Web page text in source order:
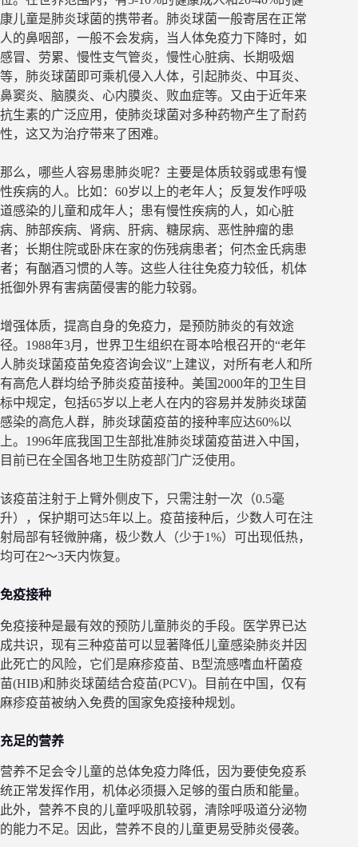
康儿童是肺炎球菌的携带者。肺炎球菌一般寄居在正常
人的鼻咽部，一般不会发病，当人体免疫力下降时，如
感冒、劳累、慢性支气管炎，慢性心脏病、长期吸烟
等，肺炎球菌即可乘机侵入人体，引起肺炎、中耳炎、
鼻窦炎、脑膜炎、心内膜炎、败血症等。又由于近年来
抗生素的广泛应用，使肺炎球菌对多种药物产生了耐药
性，这又为治疗带来了困难。
那么，哪些人容易患肺炎呢？主要是体质较弱或患有慢
性疾病的人。比如：60岁以上的老年人；反复发作呼吸
道感染的儿童和成年人；患有慢性疾病的人，如心脏
病、肺部疾病、肾病、肝病、糖尿病、恶性肿瘤的患
者；长期住院或卧床在家的伤残病患者；何杰金氏病患
者；有酗酒习惯的人等。这些人往往免疫力较低，机体
抵御外界有害病菌侵害的能力较弱。
增强体质，提高自身的免疫力，是预防肺炎的有效途
径。1988年3月，世界卫生组织在哥本哈根召开的“老年
人肺炎球菌疫苗免疫咨询会议”上建议，对所有老人和所
有高危人群均给予肺炎疫苗接种。美国2000年的卫生目
标中规定，包括65岁以上老人在内的容易并发肺炎球菌
感染的高危人群，肺炎球菌疫苗的接种率应达60%以
上。1996年底我国卫生部批准肺炎球菌疫苗进入中国，
目前已在全国各地卫生防疫部门广泛使用。
该疫苗注射于上臂外侧皮下，只需注射一次（0.5毫
升），保护期可达5年以上。疫苗接种后，少数人可在注
射局部有轻微肿痛，极少数人（少于1%）可出现低热，
均可在2～3天内恢复。
免疫接种
免疫接种是最有效的预防儿童肺炎的手段。医学界已达
成共识，现有三种疫苗可以显著降低儿童感染肺炎并因
此死亡的风险，它们是麻疹疫苗、B型流感嗜血杆菌疫
苗(HIB)和肺炎球菌结合疫苗(PCV)。目前在中国，仅有
麻疹疫苗被纳入免费的国家免疫接种规划。
充足的营养
营养不足会令儿童的总体免疫力降低，因为要使免疫系
统正常发挥作用，机体必须摄入足够的蛋白质和能量。
此外，营养不良的儿童呼吸肌较弱，清除呼吸道分泌物
的能力不足。因此，营养不良的儿童更易受肺炎侵袭。